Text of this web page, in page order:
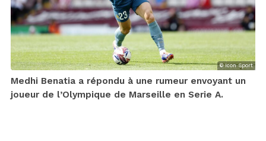
© Icon Sport
Medhi Benatia a répondu à une rumeur envoyant un
joueur de l’Olympique de Marseille en Serie A.